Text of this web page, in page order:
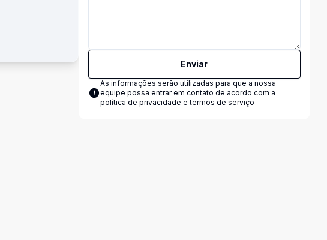
Enviar
As informações serão utilizadas para que a nossa
equipe possa entrar em contato de acordo com a
política de privacidade e termos de serviço